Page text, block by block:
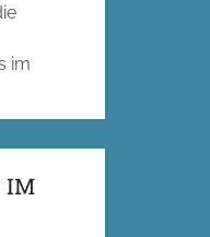
im
IM